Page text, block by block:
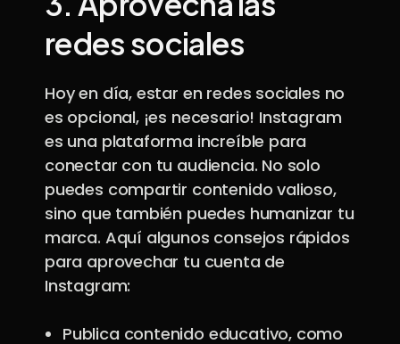
redes sociales
Hoy en día, estar en redes sociales no
es opcional, ¡es necesario! Instagram
es una plataforma increíble para
conectar con tu audiencia. No solo
puedes compartir contenido valioso,
sino que también puedes humanizar tu
marca. Aquí algunos consejos rápidos
para aprovechar tu cuenta de
Instagram:
Publica contenido educativo, como